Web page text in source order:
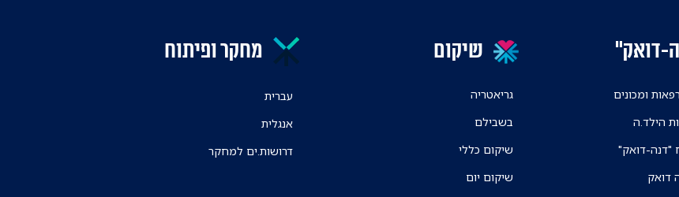
דואק"
ומכונים
הילד.ה
"דנה-דואק"
דואק
שיקום
גריאטריה
בשבילם
שיקום כללי
שיקום יום
מחקר ופיתוח
עברית
אנגלית
דרושות.ים למחקר